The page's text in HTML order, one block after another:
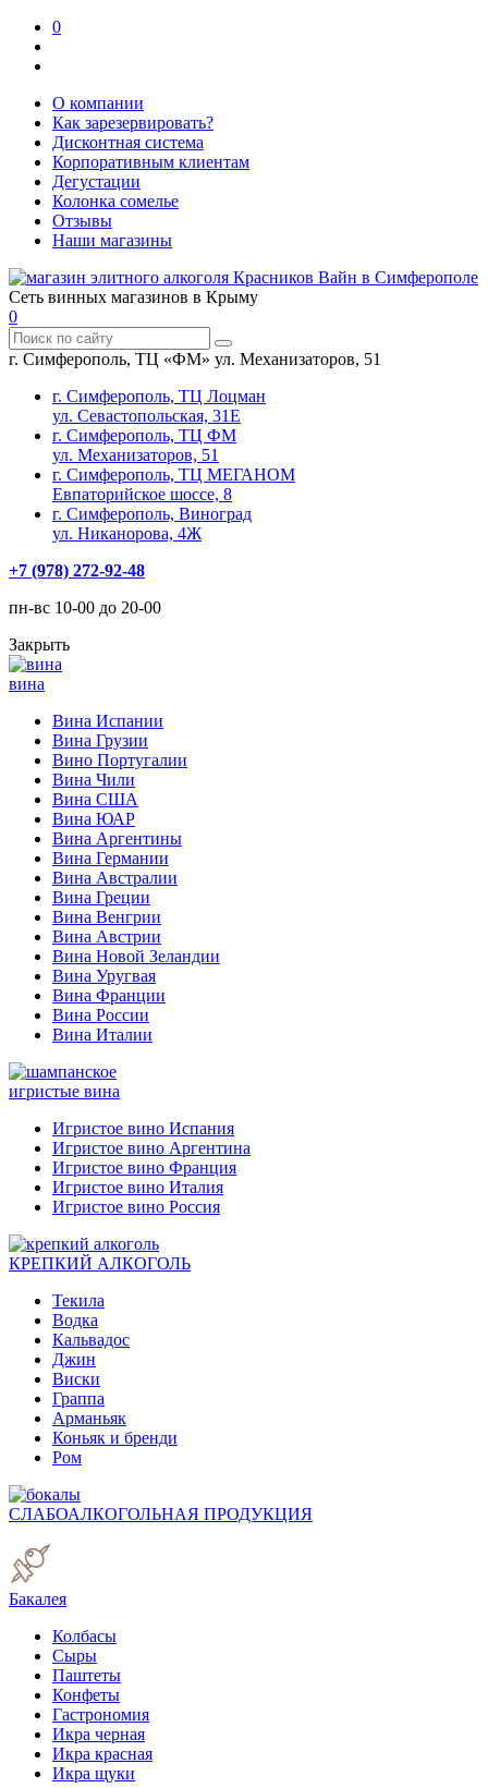
0
О компании
Как зарезервировать?
Дисконтная система
Корпоративным клиентам
Дегустации
Колонка сомелье
Отзывы
Наши магазины
Сеть винных магазинов в Крыму
0
г. Симферополь, ТЦ «ФМ» ул. Механизаторов, 51
г. Симферополь, ТЦ Лоцман
ул. Севастопольская, 31Е
г. Симферополь, ТЦ ФМ
ул. Механизаторов, 51
г. Симферополь, ТЦ МЕГАНОМ
Евпаторийское шоссе, 8
г. Симферополь, Виноград
ул. Никанорова, 4Ж
+7 (978) 272-92-48
пн-вс 10-00 до 20-00
Закрыть
вина
Вина Испании
Вина Грузии
Вино Португалии
Вина Чили
Вина США
Вина ЮАР
Вина Аргентины
Вина Германии
Вина Австралии
Вина Греции
Вина Венгрии
Вина Австрии
Вина Новой Зеландии
Вина Уругвая
Вина Франции
Вина России
Вина Италии
игристые вина
Игристое вино Испания
Игристое вино Аргентина
Игристое вино Франция
Игристое вино Италия
Игристое вино Россия
КРЕПКИЙ АЛКОГОЛЬ
Текила
Водка
Кальвадос
Джин
Виски
Граппа
Арманьяк
Коньяк и бренди
Ром
СЛАБОАЛКОГОЛЬНАЯ ПРОДУКЦИЯ
Бакалея
Колбасы
Сыры
Паштеты
Конфеты
Гастрономия
Икра черная
Икра красная
Икра щуки